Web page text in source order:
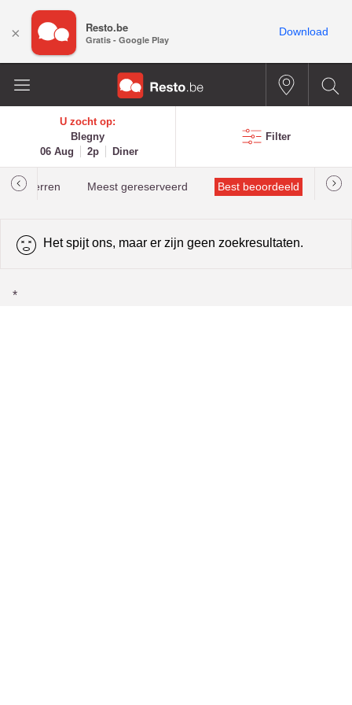
U zocht op:
Blegny
06 Aug
2p Diner
Filter
Meest gereserveerd Best beoordeeld
Het spijt ons, maar er zijn geen zoekresultaten.
*
× Resto.be
Gratis - Google Play
Download